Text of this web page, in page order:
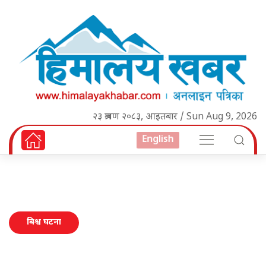
२३ श्रावण २०८३, आइतबार / Sun Aug 9, 2026
English
बिश्व घटना